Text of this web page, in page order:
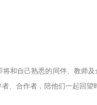
和自己熟悉的同伴、教师
、合作者，陪他们一起回望